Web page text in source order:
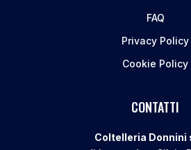
FAQ
Privacy Policy
Cookie Policy
CONTATTI
Coltelleria Donnini